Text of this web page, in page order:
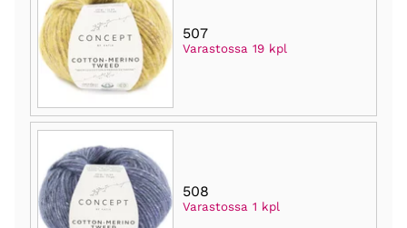
507
Varastossa 19 kpl
508
Varastossa 1 kpl